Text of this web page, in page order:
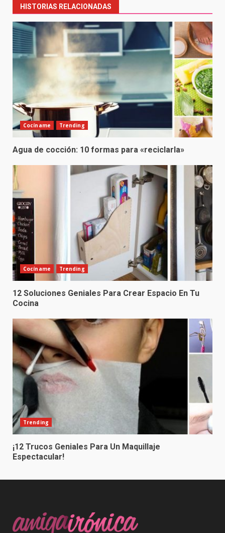
HISTORIAS RELACIONADAS
Cocíname Trending
Agua de cocción: 10 formas para «reciclarla»
Cocíname Trending
12 Soluciones Geniales Para Crear Espacio En Tu
Cocina
Trending
¡12 Trucos Geniales Para Un Maquillaje
Espectacular!